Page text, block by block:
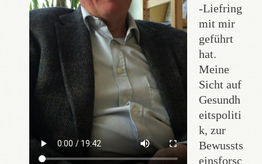
-Liefring
mit mir
geführt
hat.
Meine
Sicht auf
Gesundh
eitspoliti
k, zur
Bewussts
einsforsc